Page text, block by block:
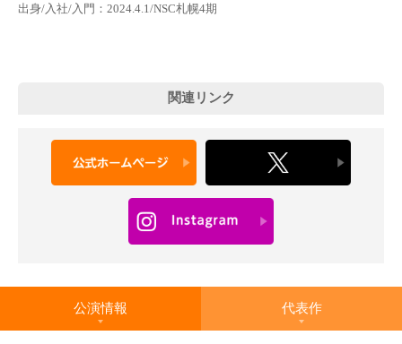
出身/入社/入門：2024.4.1/NSC札幌4期
関連リンク
公演情報 代表作